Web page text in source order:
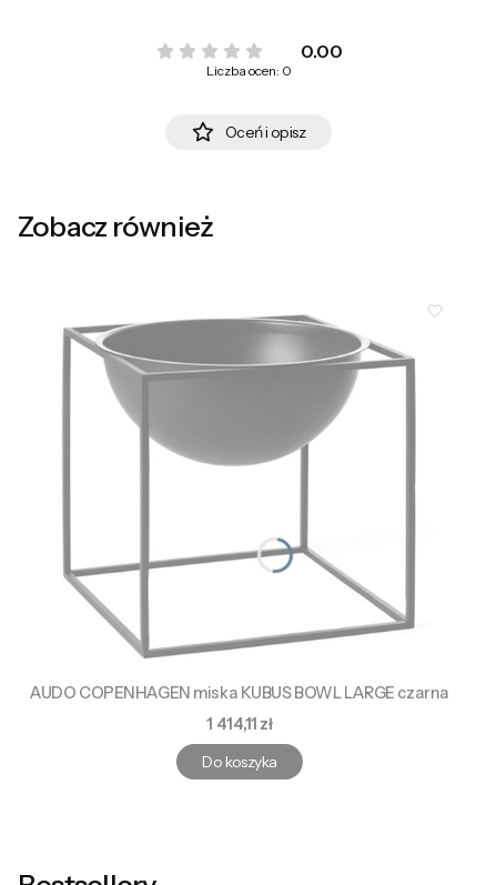
0.00
Liczba ocen: 0
Oceń i opisz
Zobacz również
AUDO COPENHAGEN miska KUBUS BOWL LARGE czarna
Cena
1 414,11 zł
Do koszyka